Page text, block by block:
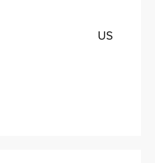
US